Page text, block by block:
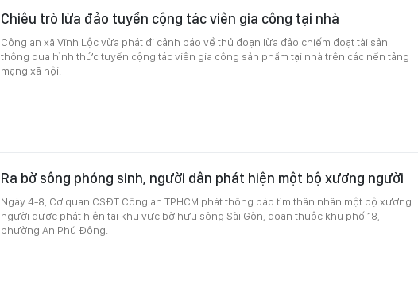
Chiêu trò lừa đảo tuyển cộng tác viên gia công tại nhà
Công an xã Vĩnh Lộc vừa phát đi cảnh báo về thủ đoạn lừa đảo chiếm đoạt tài sản
thông qua hình thức tuyển cộng tác viên gia công sản phẩm tại nhà trên các nền tảng
mạng xã hội.
Ra bờ sông phóng sinh, người dân phát hiện một bộ xương người
Ngày 4-8, Cơ quan CSĐT Công an TPHCM phát thông báo tìm thân nhân một bộ xương
người được phát hiện tại khu vực bờ hữu sông Sài Gòn, đoạn thuộc khu phố 18,
phường An Phú Đông.